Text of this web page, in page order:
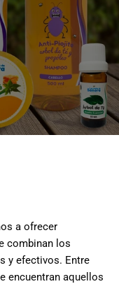
a ofrecer
combinan los
y efectivos. Entre
encuentran aquellos